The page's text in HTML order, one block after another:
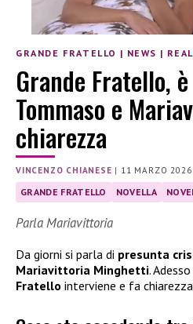
GRANDE FRATELLO | NEWS |
Grande Fratello,
Tommaso e
chiarezza
VINCENZO CHIANESE | 11 MARZO 2026
GRANDE FRATELLO NOVELLA
Parla Mariavittoria
Da giorni si parla di presunta
Mariavittoria Minghetti.
Fratello interviene e fa